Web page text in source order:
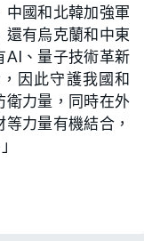
中國和北韓加強軍
還有烏克蘭和中東
AI、量子技術革新
因此守護我國和
衛力量，同時在外
力量有機結合，